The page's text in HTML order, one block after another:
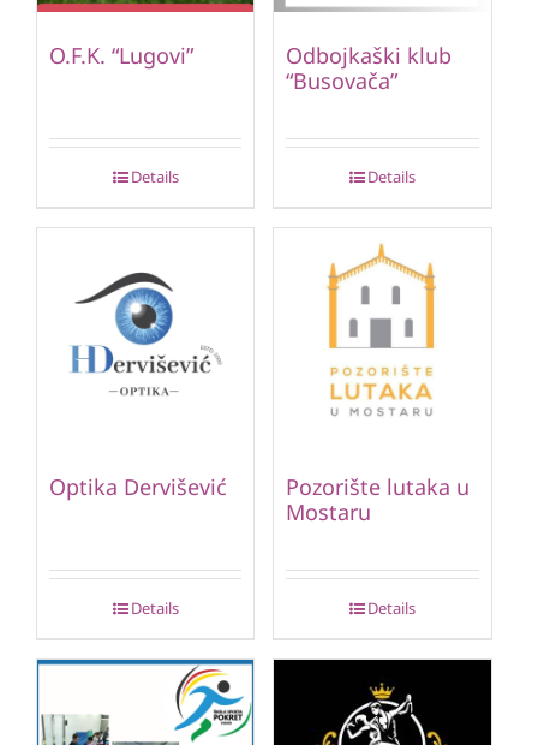
O.F.K. “Lugovi”
Details
Odbojkaški klub
“Busovača”
Details
Optika Dervišević
Details
Pozorište lutaka u
Mostaru
Details